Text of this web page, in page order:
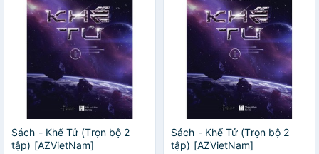
Sách - Khế Tử (Trọn bộ 2
tập) [AZVietNam]
Sách - Khế Tử (Trọn bộ 2
tập) [AZVietNam]